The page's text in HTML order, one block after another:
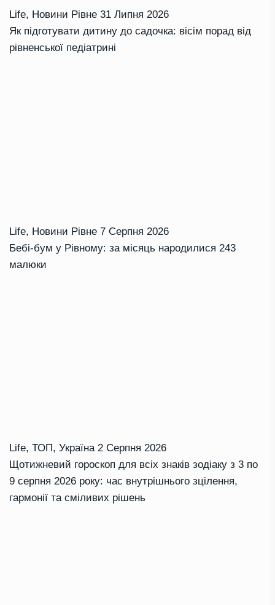
Life, Новини Рівне 31 Липня 2026
Як підготувати дитину до садочка: вісім порад від
рівненської педіатрині
Life, Новини Рівне 7 Серпня 2026
Бебі-бум у Рівному: за місяць народилися 243
малюки
Life, ТОП, Україна 2 Серпня 2026
Щотижневий гороскоп для всіх знаків зодіаку з 3 по
9 серпня 2026 року: час внутрішнього зцілення,
гармонії та сміливих рішень